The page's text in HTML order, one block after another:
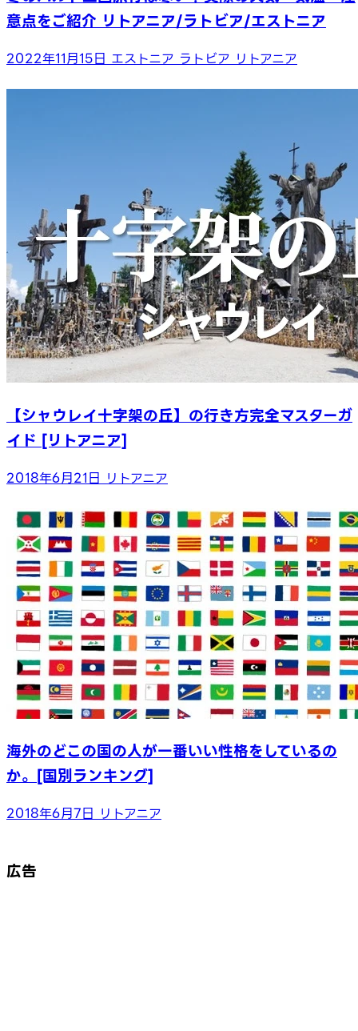
意点をご紹介 リトアニア/ラトビア/エストニア
2022年11月15日 エストニア ラトビア リトアニア
【シャウレイ十字架の丘】の行き方完全マスターガ
イド [リトアニア]
2018年6月21日 リトアニア
海外のどこの国の人が一番いい性格をしているの
か。[国別ランキング]
2018年6月7日 リトアニア
広告